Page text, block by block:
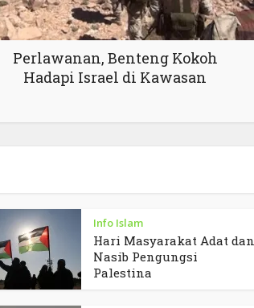
Perlawanan, Benteng Kokoh
Hadapi Israel di Kawasan
Info Islam
Hari Masyarakat Adat dan
Nasib Pengungsi
Palestina